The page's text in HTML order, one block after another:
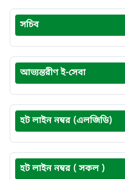
সচিব
আভ্যন্তরীণ ই-সেবা
হট লাইন নম্বর (এলজিডি)
হট লাইন নম্বর ( সকল )